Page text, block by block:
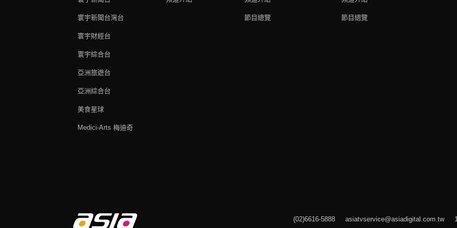
寰宇新聞台灣台
寰宇財經台
寰宇綜合台
亞洲旅遊台
亞洲綜合台
美食星球
Medici-Arts 梅迪奇
節目總覽 節目總覽
(02)6616-5888 asiatvservice@asiadigital.com.tw